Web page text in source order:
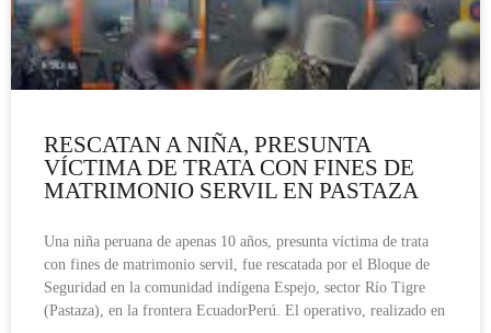
RESCATAN A NIÑA, PRESUNTA
VÍCTIMA DE TRATA CON FINES DE
MATRIMONIO SERVIL EN PASTAZA
Una niña peruana de apenas 10 años, presunta víctima de trata
con fines de matrimonio servil, fue rescatada por el Bloque de
Seguridad en la comunidad indígena Espejo, sector Río Tigre
(Pastaza), en la frontera EcuadorPerú. El operativo, realizado en